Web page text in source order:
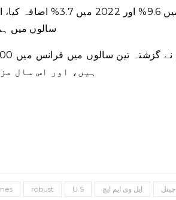
سالوں میں ہرمیس کے 1% اور
ہیں، اور اس سال
robust U.S ایل وی ایم ایچ چینل